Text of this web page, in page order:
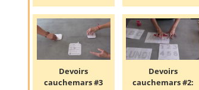
Devoirs
cauchemars #3
Devoirs
cauchemars #2: